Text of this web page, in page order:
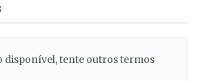
disponível, tente outros termos